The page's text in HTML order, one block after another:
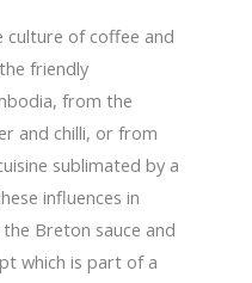
culture of coffee and
friendly
from the
and chilli, or from
sublimated by a
influences in
Breton sauce and
which is part of a